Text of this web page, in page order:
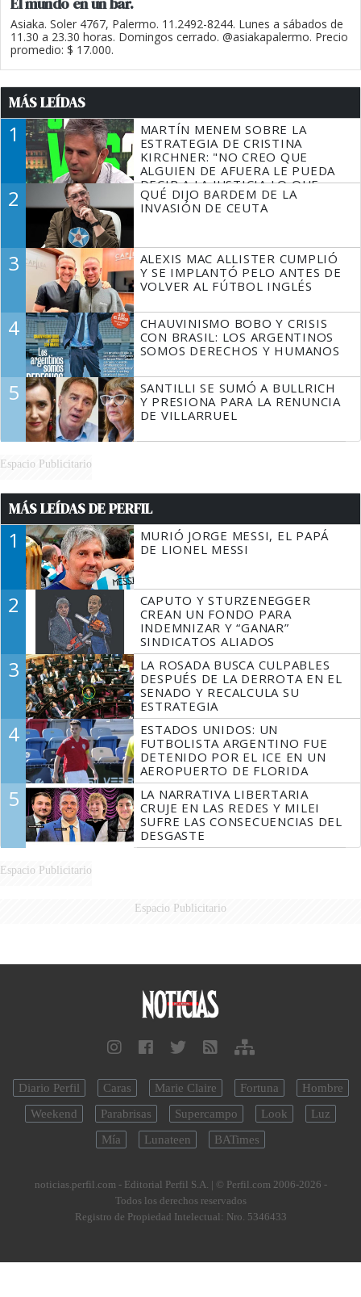
Asiaka. Soler 4767, Palermo. 11.2492-8244. Lunes a sábados de
11.30 a 23.30 horas. Domingos cerrado. @asiakapalermo. Precio
promedio: $ 17.000.
MÁS LEÍDAS
1
MARTÍN MENEM SOBRE LA
ESTRATEGIA DE CRISTINA
KIRCHNER: "NO CREO QUE
ALGUIEN DE AFUERA LE PUEDA
DECIR A LA JUSTICIA LO QUE
TIENE QUE HACER"
2
QUÉ DIJO BARDEM DE LA
INVASIÓN DE CEUTA
3
ALEXIS MAC ALLISTER CUMPLIÓ
Y SE IMPLANTÓ PELO ANTES DE
VOLVER AL FÚTBOL INGLÉS
4
CHAUVINISMO BOBO Y CRISIS
CON BRASIL: LOS ARGENTINOS
SOMOS DERECHOS Y HUMANOS
5
SANTILLI SE SUMÓ A BULLRICH
Y PRESIONA PARA LA RENUNCIA
DE VILLARRUEL
Espacio Publicitario
MÁS LEÍDAS DE PERFIL
1
MURIÓ JORGE MESSI, EL PAPÁ
DE LIONEL MESSI
2
CAPUTO Y STURZENEGGER
CREAN UN FONDO PARA
INDEMNIZAR Y “GANAR”
SINDICATOS ALIADOS
3
LA ROSADA BUSCA CULPABLES
DESPUÉS DE LA DERROTA EN EL
SENADO Y RECALCULA SU
ESTRATEGIA
4
ESTADOS UNIDOS: UN
FUTBOLISTA ARGENTINO FUE
DETENIDO POR EL ICE EN UN
AEROPUERTO DE FLORIDA
5
LA NARRATIVA LIBERTARIA
CRUJE EN LAS REDES Y MILEI
SUFRE LAS CONSECUENCIAS DEL
DESGASTE
Espacio Publicitario
Espacio Publicitario
Diario Perfil Caras Marie Claire Fortuna
Hombre
Weekend
Parabrisas Supercampo Look
Luz
Mía
Lunateen BATimes
noticias.perfil.com - Editorial Perfil S.A. | © Perfil.com 2006-2026 -
Todos los derechos reservados
Registro de Propiedad Intelectual: Nro. 5346433